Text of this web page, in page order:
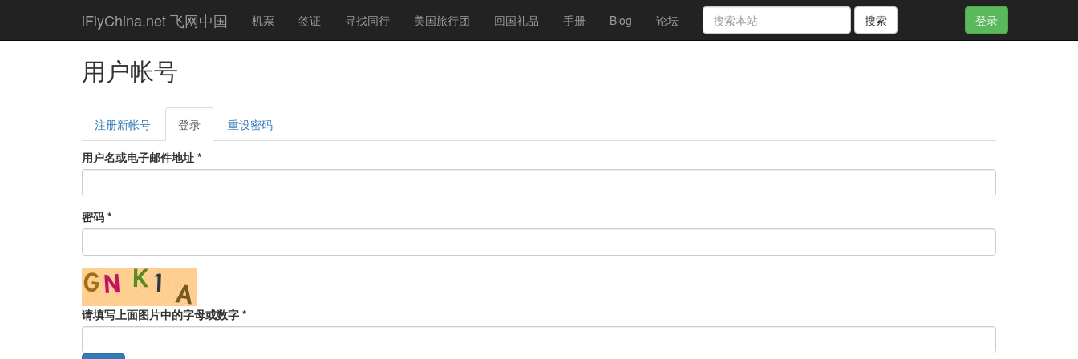
main
iFlyChina.net 飞网中国 机票 签证 寻找同行 美国旅行团 回国礼品 手册 Blog 论坛 搜索 登录
用户帐号
Primary
tabs
注册新帐号 登录 (active
tab)
重设密码
用户名或电子邮件地址 *
密码 *
请填写上面图片中的字母或数字 *